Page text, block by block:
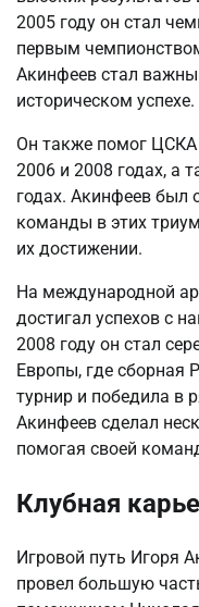
2005 году он стал
первым
Акинфеев стал
историческом успехе.
Он также помог ЦСКА
2006 и 2008 годах, а
годах. Акинфеев был
команды в этих
их достижении.
На международной
достигал успехов с
2008 году он стал
Европы, где сборная
турнир и победила в
Акинфеев сделал
помогая своей
Клубная
Игровой путь Игоря
провел большую